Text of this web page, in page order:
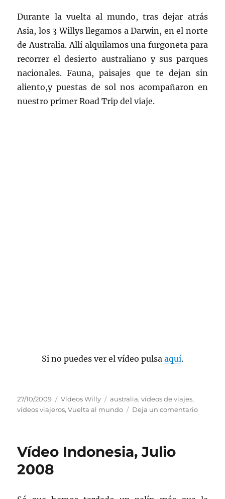
Durante la vuelta al mundo, tras dejar atrás
Asia, los 3 Willys llegamos a Darwin, en el norte
de Australia. Allí alquilamos una furgoneta para
recorrer el desierto australiano y sus parques
nacionales. Fauna, paisajes que te dejan sin
aliento,y puestas de sol nos acompañaron en
nuestro primer Road Trip del viaje.
Si no puedes ver el vídeo pulsa aquí.
Publicado
el
27/10/2009 Categorías
Vídeos Willy Etiquetas
australia,vídeos de viajes,
vídeos viajeros,Vuelta al mundo Deja un comentarioen
Vídeo Indonesia, Julio
2008